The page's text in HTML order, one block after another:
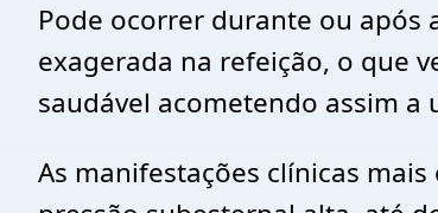
Pode ocorrer durante ou após
exagerada na refeição, o que
saudável acometendo assim
As manifestações clínicas